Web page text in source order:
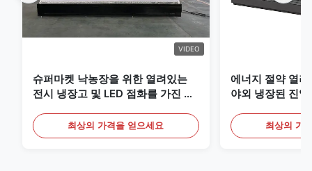
VIDEO
슈퍼마켓 낙농장을 위한 열려있는
전시 냉장고 및 LED 점화를 가진 음
최상의 가격을 얻으세요
에너지 절약 열
야외 냉장된 진열
최상의 가